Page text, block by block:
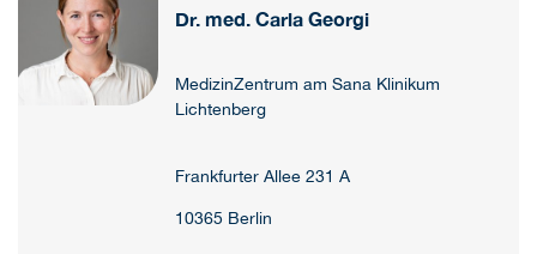
Dr. med. Carla Georgi
MedizinZentrum am Sana Klinikum
Lichtenberg
Frankfurter Allee 231 A
10365 Berlin